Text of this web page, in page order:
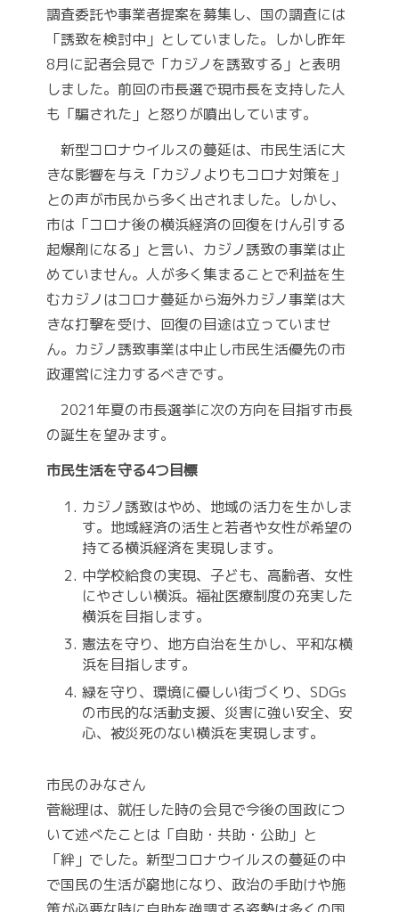
調査委託や事業者提案を募集し、国の調査には
「誘致を検討中」としていました。しかし昨年
8月に記者会見で「カジノを誘致する」と表明
しました。前回の市長選で現市長を支持した人
も「騙された」と怒りが噴出しています。
新型コロナウイルスの蔓延は、市民生活に大
きな影響を与え「カジノよりもコロナ対策を」
との声が市民から多く出されました。しかし、
市は「コロナ後の横浜経済の回復をけん引する
起爆剤になる」と言い、カジノ誘致の事業は止
めていません。人が多く集まることで利益を生
むカジノはコロナ蔓延から海外カジノ事業は大
きな打撃を受け、回復の目途は立っていませ
ん。カジノ誘致事業は中止し市民生活優先の市
政運営に注力するべきです。
2021年夏の市長選挙に次の方向を目指す市長
の誕生を望みます。
市民生活を守る4つ目標
カジノ誘致はやめ、地域の活力を生かしま
す。地域経済の活生と若者や女性が希望の
持てる横浜経済を実現します。
中学校給食の実現、子ども、高齢者、女性
にやさしい横浜。福祉医療制度の充実した
横浜を目指します。
憲法を守り、地方自治を生かし、平和な横
浜を目指します。
緑を守り、環境に優しい街づくり、SDGs
の市民的な活動支援、災害に強い安全、安
心、被災死のない横浜を実現します。
市民のみなさん
菅総理は、就任した時の会見で今後の国政につ
いて述べたことは「自助・共助・公助」と
「絆」でした。新型コロナウイルスの蔓延の中
で国民の生活が窮地になり、政治の手助けや施